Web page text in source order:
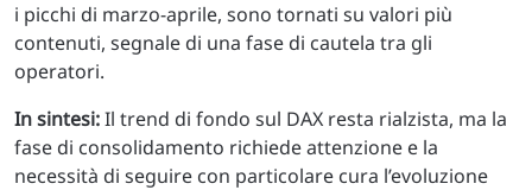
i picchi di marzo-aprile, sono tornati su valori più
contenuti, segnale di una fase di cautela tra gli
operatori.
In sintesi:Il trend di fondo sul DAX resta rialzista, ma la
fase di consolidamento richiede attenzione e la
necessità di seguire con particolare cura l’evoluzione